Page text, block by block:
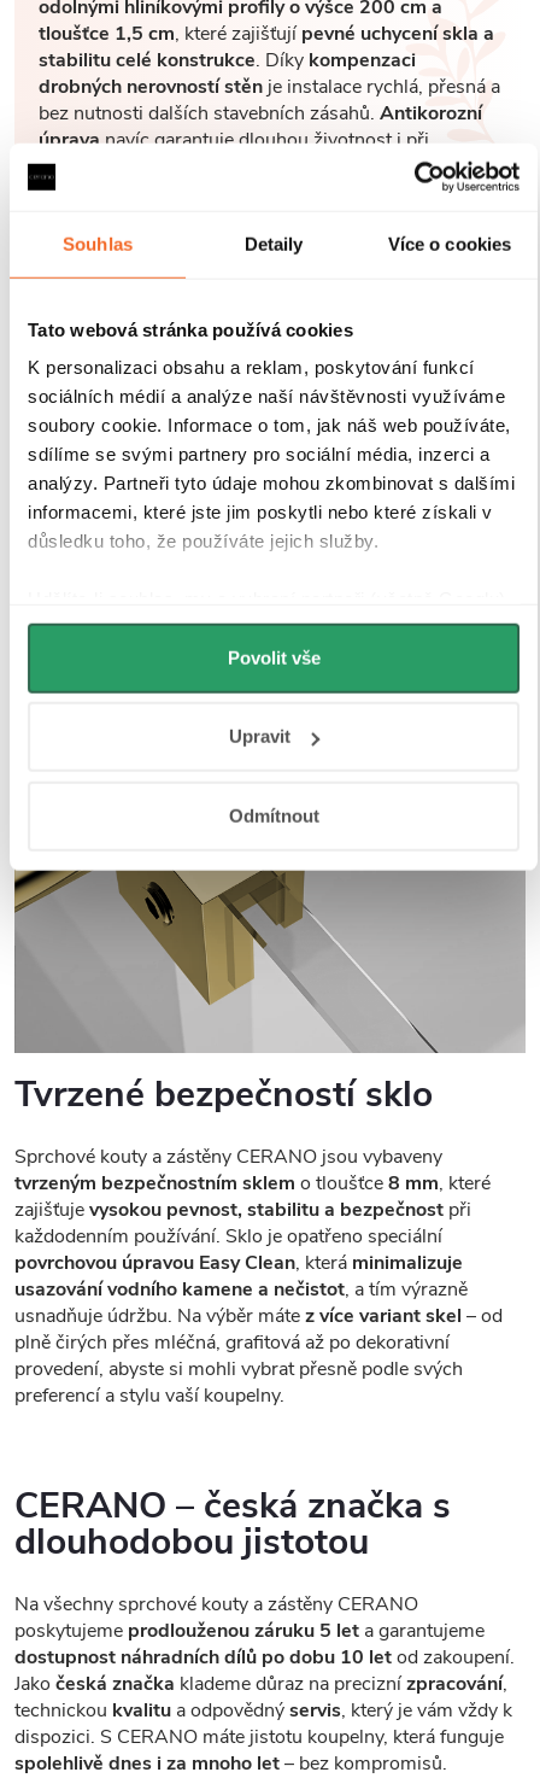
Souhlas Detaily Více o cookies
Tato webová stránka používá cookies
K personalizaci obsahu a reklam, poskytování funkcí
sociálních médií a analýze naší návštěvnosti využíváme
soubory cookie. Informace o tom, jak náš web používáte,
sdílíme se svými partnery pro sociální média, inzerci a
analýzy. Partneři tyto údaje mohou zkombinovat s dalšími
informacemi, které jste jim poskytli nebo které získali v
důsledku toho, že používáte jejich služby.
můžeme používat cookies pro analytiku a
personalizovanou reklamu. Jak Google zpracovává
osobní údaje najdete na stránkách
Povolit vše
Upravit
Odmítnout
odolnými hliníkovými profily o výšce 200 cm a
tloušťce 1,5 cm, které zajišťujípevné uchycení skla a
stabilitu celé konstrukce. Díky kompenzaci
drobných nerovností stěnje instalace rychlá, přesná a
bez nutnosti dalších stavebních zásahů. Antikorozní
úpravanavíc garantuje dlouhou životnost i při
každodenním používání v náročném koupelnovém
prostředí..
Tvrzené bezpečností sklo
Sprchové kouty a zástěny CERANO jsou vybaveny
tvrzeným bezpečnostním sklem o tloušťce8 mm, které
zajišťujevysokou pevnost, stabilitu a bezpečnost při
každodenním používání. Sklo je opatřeno speciální
povrchovou úpravou Easy Clean, která minimalizuje
usazování vodního kamene a nečistot, a tím výrazně
usnadňuje údržbu. Na výběr mátez více variant skel – od
plně čirých přes mléčná, grafitová až po dekorativní
provedení, abyste si mohli vybrat přesně podle svých
preferencí a stylu vaší koupelny.
CERANO – česká značka s
dlouhodobou jistotou
Na všechny sprchové kouty a zástěny CERANO
poskytujeme prodlouženou záruku 5 let a garantujeme
dostupnost náhradních dílů po dobu 10 letod zakoupení.
Jako česká značka klademe důraz na preciznízpracování,
technickou kvalitu a odpovědnýservis, který je vám vždy k
dispozici. S CERANO máte jistotu koupelny, která funguje
spolehlivě dnes i za mnoho let– bez kompromisů.